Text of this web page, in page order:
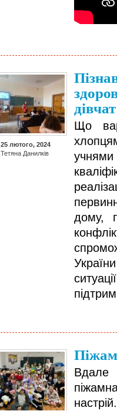
25 лютого, 2024
Тетяна Данилків
дівчат
Що
учнями
дому,
Вдале